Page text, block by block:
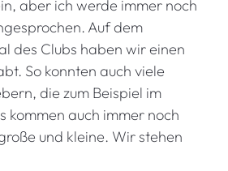
aber ich werde immer noch
Auf dem
des Clubs haben wir einen
So konnten auch viele
die zum Beispiel im
kommen auch immer noch
und kleine. Wir stehen